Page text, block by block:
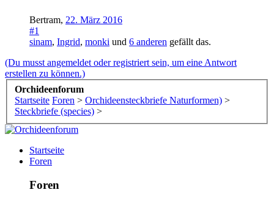
Bertram, 22. März 2016
#1
sinam, Ingrid, monki und 6 anderen gefällt das.
(Du musst angemeldet oder registriert sein, um eine Antwort
erstellen zu können.)
Orchideenforum
Startseite Foren > Orchideensteckbriefe Naturformen) >
Steckbriefe (species) >
Startseite
Foren
Foren